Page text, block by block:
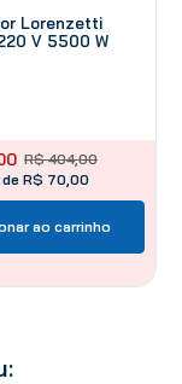
Lorenzetti
V 5500 W
R$ 404,00
R$ 70,00
ao carrinho